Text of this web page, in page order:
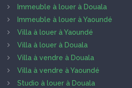
Immeuble à louer à Douala
Immeuble à louer à Yaoundé
Villa à louer à Yaoundé
Villa à louer à Douala
Villa à vendre à Douala
Villa à vendre à Yaoundé
Studio à louer à Douala